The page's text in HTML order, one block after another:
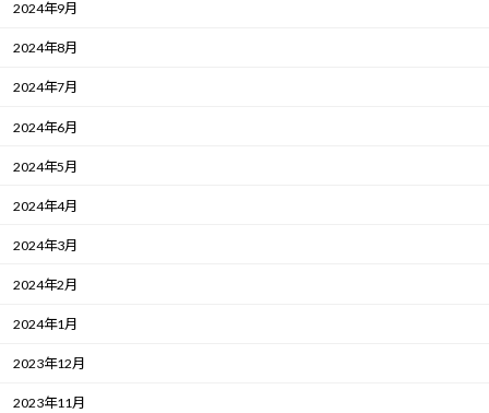
2024年9月
2024年8月
2024年7月
2024年6月
2024年5月
2024年4月
2024年3月
2024年2月
2024年1月
2023年12月
2023年11月